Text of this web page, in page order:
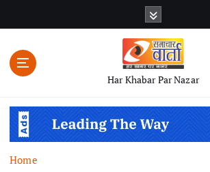
Har Khabar Par Nazar
Home